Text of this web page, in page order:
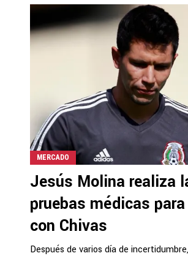
MERCADO
Jesús Molina realiza
pruebas médicas
con Chivas
Después de varios día de